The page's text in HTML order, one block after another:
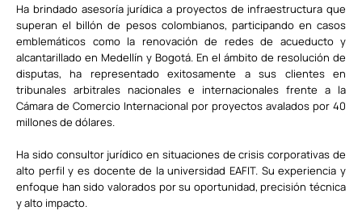
Ha brindado asesoría jurídica a proyectos de infraestructura que
superan el billón de pesos colombianos, participando en casos
emblemáticos como la renovación de redes de acueducto y
alcantarillado en Medellín y Bogotá. En el ámbito de resolución de
disputas, ha representado exitosamente a sus clientes en
tribunales arbitrales nacionales e internacionales frente a la
Cámara de Comercio Internacional por proyectos avalados por 40
millones de dólares.
Ha sido consultor jurídico en situaciones de crisis corporativas de
alto perfil y es docente de la universidad EAFIT. Su experiencia y
enfoque han sido valorados por su oportunidad, precisión técnica
y alto impacto.